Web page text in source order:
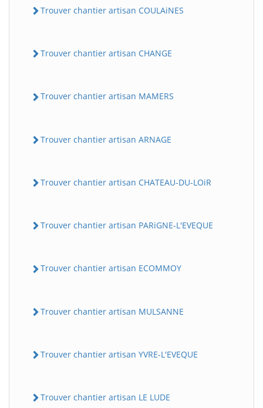
Trouver chantier artisan COULAiNES
Trouver chantier artisan CHANGE
Trouver chantier artisan MAMERS
Trouver chantier artisan ARNAGE
Trouver chantier artisan CHATEAU-DU-LOiR
Trouver chantier artisan PARiGNE-L'EVEQUE
Trouver chantier artisan ECOMMOY
Trouver chantier artisan MULSANNE
Trouver chantier artisan YVRE-L'EVEQUE
Trouver chantier artisan LE LUDE